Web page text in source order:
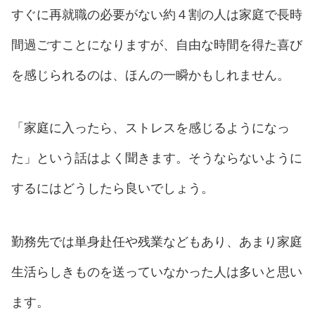
すぐに再就職の必要がない約４割の人は家庭で長時
間過ごすことになりますが、自由な時間を得た喜び
を感じられるのは、ほんの一瞬かもしれません。
「家庭に入ったら、ストレスを感じるようになっ
た」という話はよく聞きます。そうならないように
するにはどうしたら良いでしょう。
勤務先では単身赴任や残業などもあり、あまり家庭
生活らしきものを送っていなかった人は多いと思い
ます。